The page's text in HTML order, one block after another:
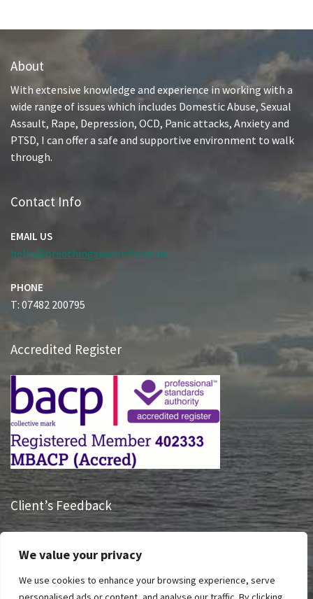
We value your privacy
We use cookies to enhance your browsing experience, serve
About
With extensive knowledge and experience in working with a
wide range of issues which includes Domestic Abuse, Sexual
Assault, Rape, Depression, OCD, Panic attacks, Anxiety and
PTSD, I can offer a safe and supportive environment to walk
through.
Contact Info
EMAIL US
hello@breathingspaceinfo.co.uk
PHONE
T: 07482 200795
Accredited Register
Client’s Feedback
is truly life changing, Sue has had a massive impact on how I
take charge of my life and see my future.”